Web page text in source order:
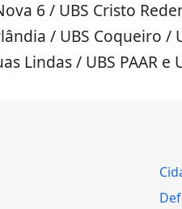
6 / UBS Cristo
/ UBS Coqueiro /
Lindas / UBS PAAR e